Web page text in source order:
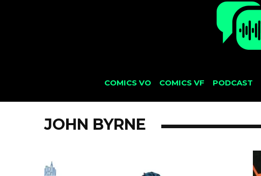
COMICS VO COMICS VF PODCAST
JOHN BYRNE